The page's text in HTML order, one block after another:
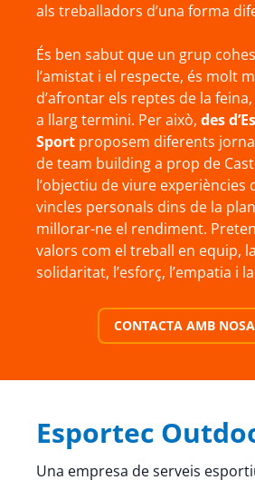
als treballadors d’una forma
És ben sabut que un grup
l’amistat i el respecte, és molt
d’afrontar els reptes de la
a llarg termini. Per això, des
Sport proposem diferents
de team building a prop de
l’objectiu de viure experiències
vincles personals dins de la
millorar-ne el rendiment.
valors com el treball en equip, la
solidaritat, l’esforç, l’empatia i
CONTACTA AMB
Esportec
Una empresa de serveis